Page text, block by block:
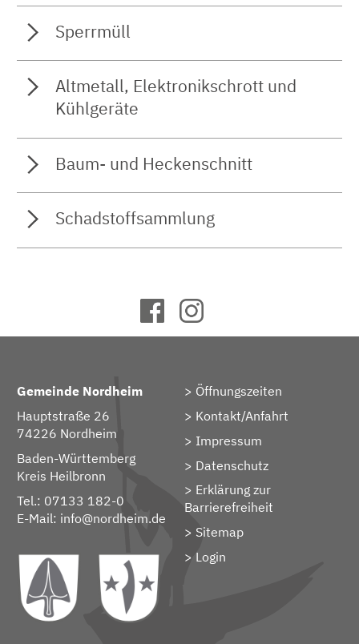
Sperrmüll
Altmetall, Elektronikschrott und
Kühlgeräte
Baum- und Heckenschnitt
Schadstoffsammlung
Gemeinde Nordheim
Hauptstraße 26
74226 Nordheim
Baden-Württemberg
Kreis Heilbronn
Tel.: 07133 182-0
E-Mail: info@nordheim.de
Öffnungszeiten
Kontakt/Anfahrt
Impressum
Datenschutz
Erklärung zur
Barrierefreiheit
Sitemap
> Login